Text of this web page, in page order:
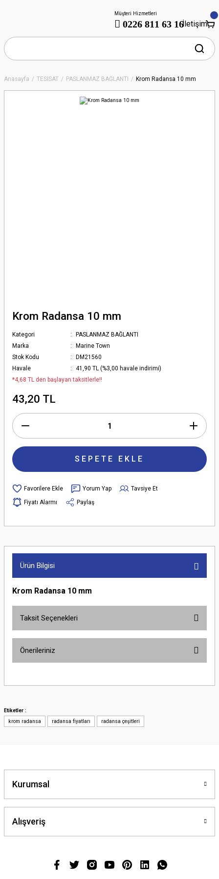
Müşteri Hizmetleri
0226 811 63 16İletişim
Anasayfa TESİSAT PASLANMAZ BAĞLANTI Krom Radansa 10 mm
Krom Radansa 10 mm
Kategori
PASLANMAZ BAĞLANTI
Marka
Marine Town
Stok Kodu
DM21560
Havale
41,90 TL (%3,00 havale indirimi)
*4,68 TL den başlayan taksitlerle!!
43,20 TL
SEPETE EKLE
Yorum Yap
Tavsiye Et
Fiyatı Alarmı
Paylaş
Ürün Bilgisi
Krom Radansa 10 mm
Taksit Seçenekleri
Önerileriniz
yetersiz gördüğünüz noktaları öneri formunu kullanarak tarafımıza
Ürün resmi kalitesiz, bozuk veya görüntülenemiyor.
Ürün fiyatı diğer sitelerden daha pahalı.
Bu ürüne benzer farklı alternatifler olmalı.
Etiketler :
krom radansa
radansa fiyatları radansa çeşitleri
Kurumsal
Alışveriş